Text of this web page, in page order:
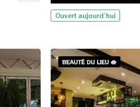
Ouvert aujourd’hui
BEAUTÉ DU LIEU 🪷